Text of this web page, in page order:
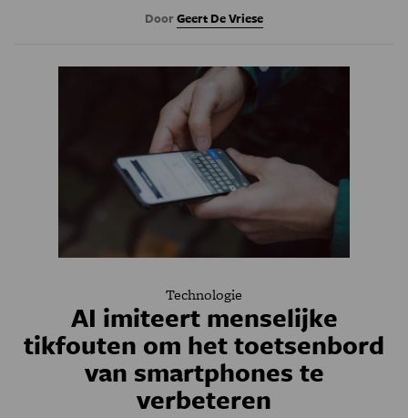
DoorGeert De Vriese
Technologie
AI imiteert menselijke
tikfouten om het toetsenbord
van smartphones te
verbeteren